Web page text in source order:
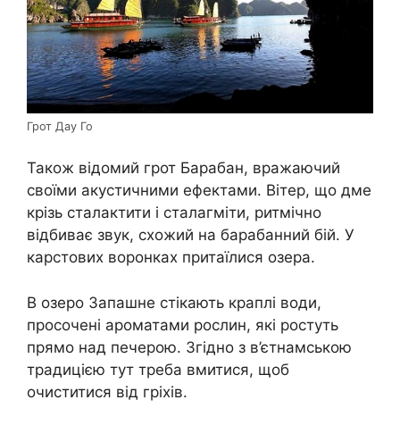
Грот Дау Го
Також відомий грот Барабан, вражаючий
своїми акустичними ефектами. Вітер, що дме
крізь сталактити і сталагміти, ритмічно
відбиває звук, схожий на барабанний бій. У
карстових воронках притаїлися озера.
В озеро Запашне стікають краплі води,
просочені ароматами рослин, які ростуть
прямо над печерою. Згідно з в’єтнамською
традицією тут треба вмитися, щоб
очиститися від гріхів.